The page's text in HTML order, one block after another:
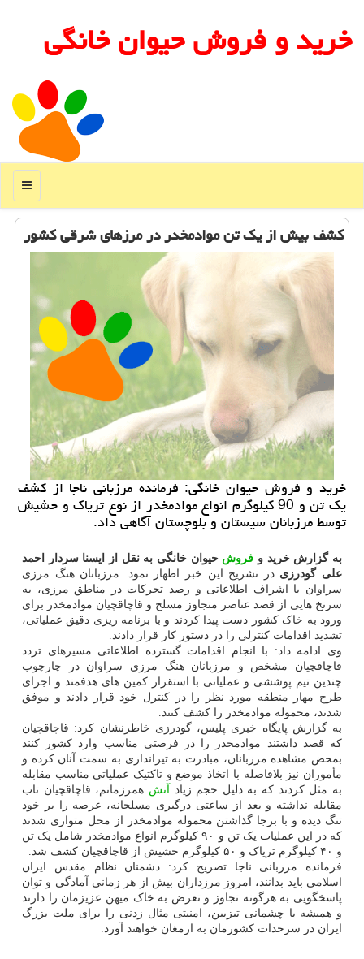
خرید و فروش حیوان خانگی
منو
کشف بیش از یک تن موادمخدر در مرزهای شرقی کشور
خرید و فروش حیوان خانگی: فرمانده مرزبانی ناجا از کشف
یک تن و 90 کیلوگرم انواع موادمخدر از نوع تریاک و حشیش
توسط مرزبانان سیستان و بلوچستان آگاهی داد.
به گزارش خرید و فروش حیوان خانگی به نقل از ایسنا سردار احمد
علی گودرزی در تشریح این خبر اظهار نمود: مرزبانان هنگ مرزی
سراوان با اشراف اطلاعاتی و رصد تحرکات در مناطق مرزی، به
سرنخ هایی از قصد عناصر متجاوز مسلح و قاچاقچیان موادمخدر برای
ورود به خاک کشور دست پیدا کردند و با برنامه ریزی دقیق عملیاتی،
تشدید اقدامات کنترلی را در دستور کار قرار دادند.
وی ادامه داد: با انجام اقدامات گسترده اطلاعاتی مسیرهای تردد
قاچاقچیان مشخص و مرزبانان هنگ مرزی سراوان در چارچوب
چندین تیم پوششی و عملیاتی با استقرار کمین های هدفمند و اجرای
طرح مهار منطقه مورد نظر را در کنترل خود قرار دادند و موفق
شدند، محموله موادمخدر را کشف کنند.
به گزارش پایگاه خبری پلیس، گودرزی خاطرنشان کرد: قاچاقچیان
که قصد داشتند موادمخدر را در فرصتی مناسب وارد کشور کنند
بمحض مشاهده مرزبانان، مبادرت به تیراندازی به سمت آنان کرده و
مأموران نیز بلافاصله با اتخاذ موضع و تاکتیک عملیاتی مناسب مقابله
به مثل کردند که به دلیل حجم زیاد آتش همرزمانم، قاچاقچیان تاب
مقابله نداشته و بعد از ساعتی درگیری مسلحانه، عرصه را بر خود
تنگ دیده و با برجا گذاشتن محموله موادمخدر از محل متواری شدند
که در این عملیات یک تن و ۹۰ کیلوگرم انواع موادمخدر شامل یک تن
و ۴۰ کیلوگرم تریاک و ۵۰ کیلوگرم حشیش از قاچاقچیان کشف شد.
فرمانده مرزبانی ناجا تصریح کرد: دشمنان نظام مقدس ایران
اسلامی باید بدانند، امروز مرزداران بیش از هر زمانی آمادگی و توان
پاسخگویی به هرگونه تجاوز و تعرض به خاک میهن عزیزمان را دارند
و همیشه با چشمانی تیزبین، امنیتی مثال زدنی را برای ملت بزرگ
ایران در سرحدات کشورمان به ارمغان خواهند آورد.